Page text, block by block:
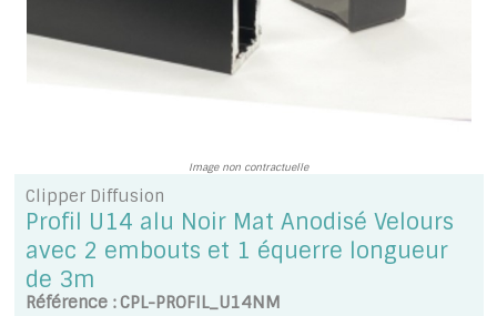
A PROPOS DE LA LIVRAISON
Image non contractuelle
Clipper Diffusion
Profil U14 alu Noir Mat Anodisé Velours
avec 2 embouts et 1 équerre longueur
de 3m
Référence : CPL-PROFIL_U14NM